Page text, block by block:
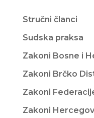
Stručni članci
Sudska praksa
Zakoni Bosne i
Zakoni Brčko
Zakoni
Zakoni